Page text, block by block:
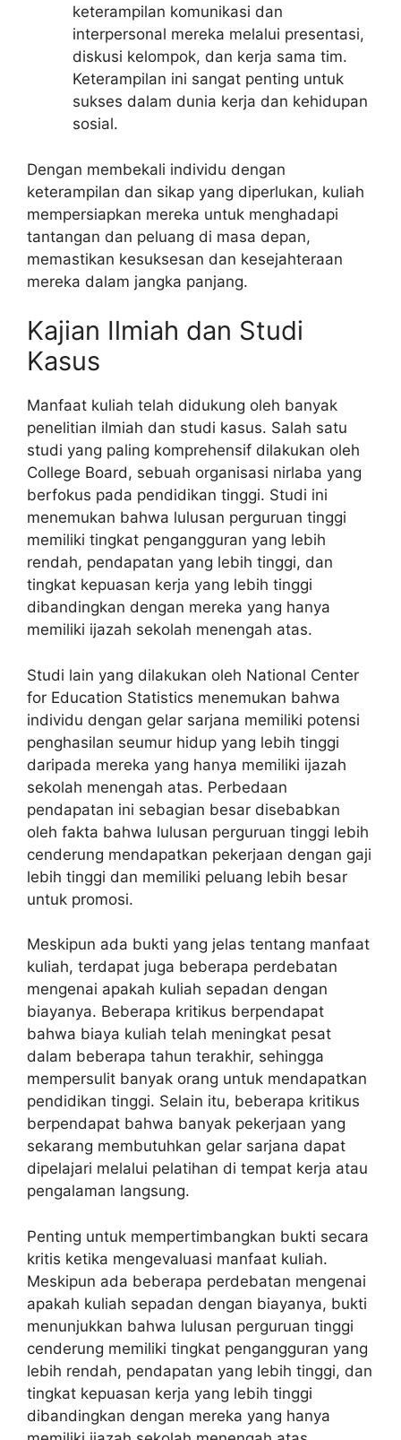
keterampilan komunikasi dan
interpersonal mereka melalui presentasi,
diskusi kelompok, dan kerja sama tim.
Keterampilan ini sangat penting untuk
sukses dalam dunia kerja dan kehidupan
sosial.
Dengan membekali individu dengan
keterampilan dan sikap yang diperlukan, kuliah
mempersiapkan mereka untuk menghadapi
tantangan dan peluang di masa depan,
memastikan kesuksesan dan kesejahteraan
mereka dalam jangka panjang.
Kajian Ilmiah dan Studi
Kasus
Manfaat kuliah telah didukung oleh banyak
penelitian ilmiah dan studi kasus. Salah satu
studi yang paling komprehensif dilakukan oleh
College Board, sebuah organisasi nirlaba yang
berfokus pada pendidikan tinggi. Studi ini
menemukan bahwa lulusan perguruan tinggi
memiliki tingkat pengangguran yang lebih
rendah, pendapatan yang lebih tinggi, dan
tingkat kepuasan kerja yang lebih tinggi
dibandingkan dengan mereka yang hanya
memiliki ijazah sekolah menengah atas.
Studi lain yang dilakukan oleh National Center
for Education Statistics menemukan bahwa
individu dengan gelar sarjana memiliki potensi
penghasilan seumur hidup yang lebih tinggi
daripada mereka yang hanya memiliki ijazah
sekolah menengah atas. Perbedaan
pendapatan ini sebagian besar disebabkan
oleh fakta bahwa lulusan perguruan tinggi lebih
cenderung mendapatkan pekerjaan dengan gaji
lebih tinggi dan memiliki peluang lebih besar
untuk promosi.
Meskipun ada bukti yang jelas tentang manfaat
kuliah, terdapat juga beberapa perdebatan
mengenai apakah kuliah sepadan dengan
biayanya. Beberapa kritikus berpendapat
bahwa biaya kuliah telah meningkat pesat
dalam beberapa tahun terakhir, sehingga
mempersulit banyak orang untuk mendapatkan
pendidikan tinggi. Selain itu, beberapa kritikus
berpendapat bahwa banyak pekerjaan yang
sekarang membutuhkan gelar sarjana dapat
dipelajari melalui pelatihan di tempat kerja atau
pengalaman langsung.
Penting untuk mempertimbangkan bukti secara
kritis ketika mengevaluasi manfaat kuliah.
Meskipun ada beberapa perdebatan mengenai
apakah kuliah sepadan dengan biayanya, bukti
menunjukkan bahwa lulusan perguruan tinggi
cenderung memiliki tingkat pengangguran yang
lebih rendah, pendapatan yang lebih tinggi, dan
tingkat kepuasan kerja yang lebih tinggi
dibandingkan dengan mereka yang hanya